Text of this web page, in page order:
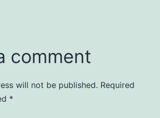
comment
will not be published. Required
*